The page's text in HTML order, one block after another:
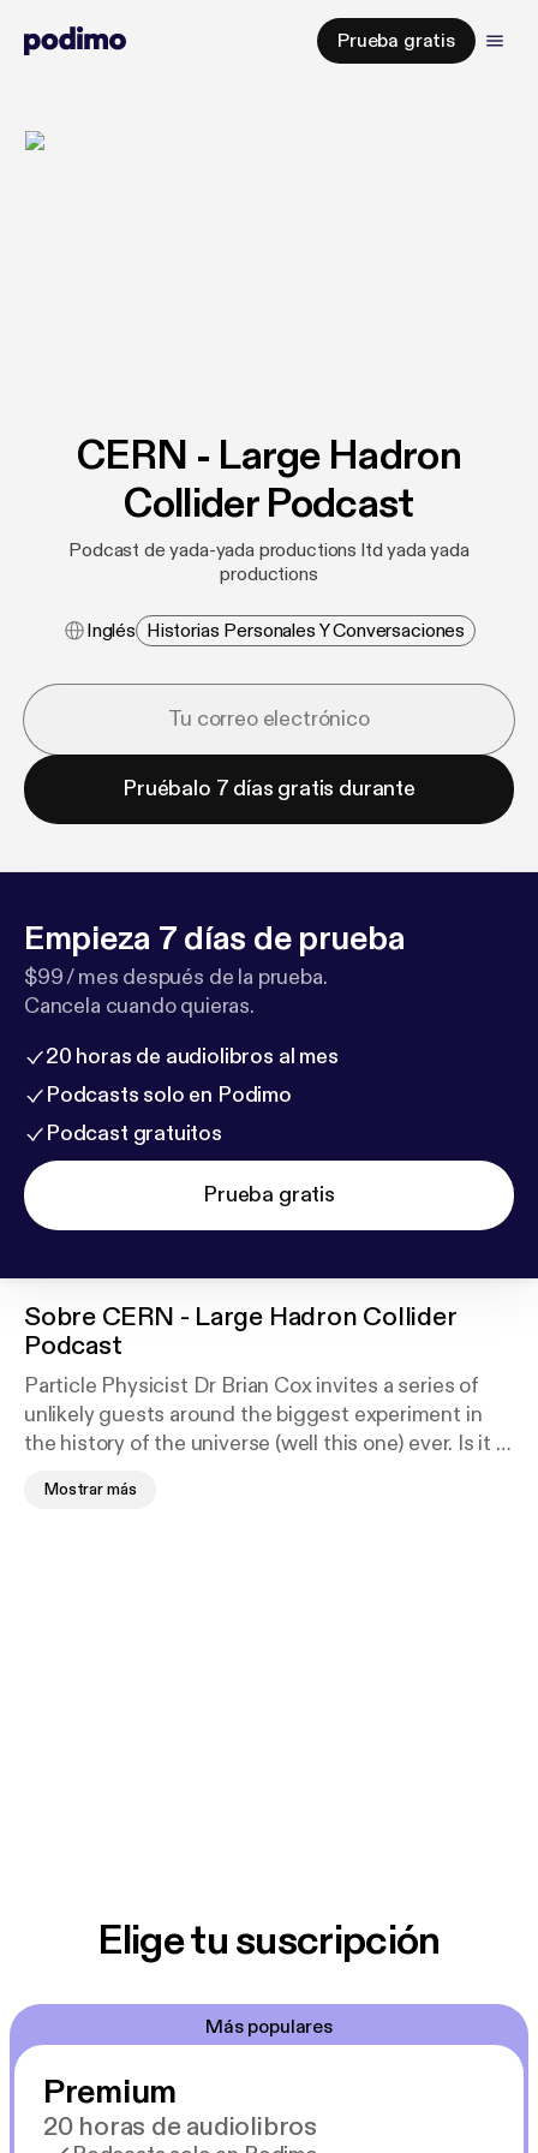
Prueba gratis
CERN - Large Hadron
Collider Podcast
Podcast de yada-yada productions ltd yada yada
productions
Inglés Historias Personales Y Conversaciones
Pruébalo 7 días gratis durante
Empieza 7 días de prueba
$99 / mes después de la prueba.
Cancela cuando quieras.
20 horas de audiolibros al mes
Podcasts solo en Podimo
Podcast gratuitos
Prueba gratis
Sobre CERN - Large Hadron Collider
Podcast
Particle Physicist Dr Brian Cox invites a series of
unlikely guests around the biggest experiment in
the history of the universe (well this one) ever. Is it a
Is it just a jolly day out in Gevena? Maybe all three.
Mostrar más
Elige tu suscripción
Más populares
Premium
20 horas de audiolibros